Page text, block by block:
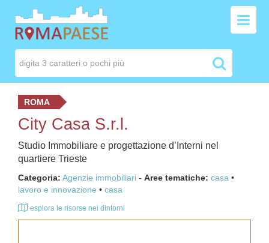
ROMA
City Casa S.r.l.
Studio Immobiliare e progettazione d’Interni nel
quartiere Trieste
Categoria: Agenzie immobiliari - Aree tematiche: casa
lavoro e innovazione
casa
esplora le risorse nei dintorni